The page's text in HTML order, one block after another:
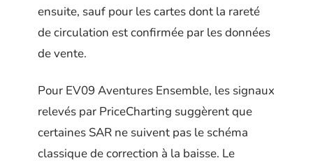
ensuite, sauf pour les cartes dont la rareté
de circulation est confirmée par les données
de vente.
Pour EV09 Aventures Ensemble, les signaux
relevés par PriceCharting suggèrent que
certaines SAR ne suivent pas le schéma
classique de correction à la baisse. Le